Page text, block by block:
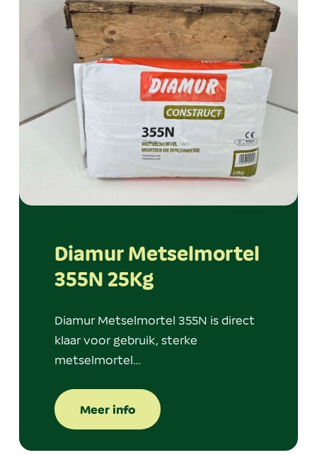
Diamur Metselmortel
355N 25Kg
Diamur Metselmortel 355N is direct
klaar voor gebruik, sterke
metselmortel…
Meer info